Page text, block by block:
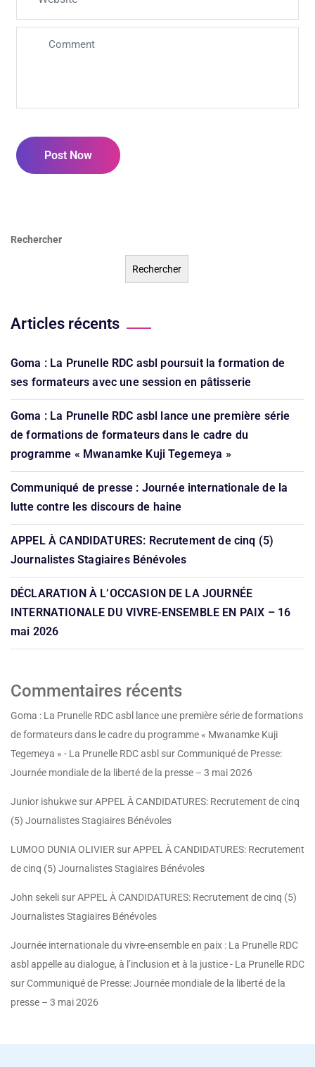
Post Now
Rechercher
Rechercher
Articles récents
Goma : La Prunelle RDC asbl poursuit la formation de
ses formateurs avec une session en pâtisserie
Goma : La Prunelle RDC asbl lance une première série
de formations de formateurs dans le cadre du
programme « Mwanamke Kuji Tegemeya »
Communiqué de presse : Journée internationale de la
lutte contre les discours de haine
APPEL À CANDIDATURES: Recrutement de cinq (5)
Journalistes Stagiaires Bénévoles
DÉCLARATION À L’OCCASION DE LA JOURNÉE
INTERNATIONALE DU VIVRE-ENSEMBLE EN PAIX – 16
mai 2026
Commentaires récents
Goma : La Prunelle RDC asbl lance une première série de formations
de formateurs dans le cadre du programme « Mwanamke Kuji
Tegemeya » - La Prunelle RDC asbl surCommuniqué de Presse:
Journée mondiale de la liberté de la presse – 3 mai 2026
Junior ishukwe surAPPEL À CANDIDATURES: Recrutement de cinq
(5) Journalistes Stagiaires Bénévoles
LUMOO DUNIA OLIVIER surAPPEL À CANDIDATURES: Recrutement
de cinq (5) Journalistes Stagiaires Bénévoles
John sekeli surAPPEL À CANDIDATURES: Recrutement de cinq (5)
Journalistes Stagiaires Bénévoles
Journée internationale du vivre-ensemble en paix : La Prunelle RDC
asbl appelle au dialogue, à l’inclusion et à la justice - La Prunelle RDC
surCommuniqué de Presse: Journée mondiale de la liberté de la
presse – 3 mai 2026